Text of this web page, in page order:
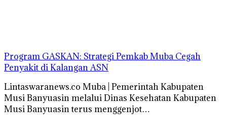
Program GASKAN: Strategi Pemkab Muba Cegah
Penyakit di Kalangan ASN
Lintaswaranews.co Muba | Pemerintah Kabupaten
Musi Banyuasin melalui Dinas Kesehatan Kabupaten
Musi Banyuasin terus menggenjot…